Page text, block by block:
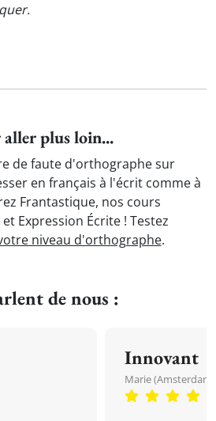
aller plus loin...
de faute d'orthographe sur
en français à l'écrit comme à
Frantastique, nos cours
Expression Écrite ! Testez
niveau d'orthographe.
de nous :
Innovant
Marie (Amsterdam)